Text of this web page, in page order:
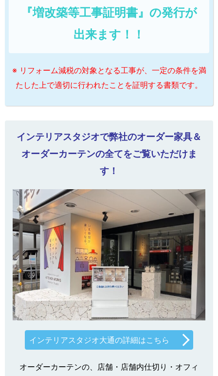
『増改築等工事証明書』の発行が
出来ます！！
※ リフォーム減税の対象となる工事が、一定の条件を満
たした上で適切に行われたことを証明する書類です。
インテリアスタジオで弊社のオーダー家具＆
オーダーカーテンの全てをご覧いただけま
す！
インテリアスタジオ大通の詳細はこちら
オーダーカーテンの、店舗・店舗内仕切り・オフィ